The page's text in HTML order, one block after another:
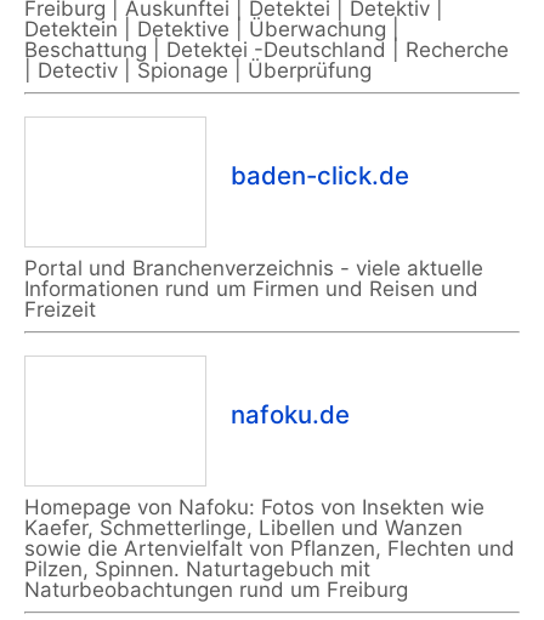
Freiburg | Auskunftei | Detektei | Detektiv |
Detektein | Detektive | Überwachung |
Beschattung | Detektei -Deutschland | Recherche
| Detectiv | Spionage | Überprüfung
baden-click.de
Portal und Branchenverzeichnis - viele aktuelle
Informationen rund um Firmen und Reisen und
Freizeit
nafoku.de
Homepage von Nafoku: Fotos von Insekten wie
Kaefer, Schmetterlinge, Libellen und Wanzen
sowie die Artenvielfalt von Pflanzen, Flechten und
Pilzen, Spinnen. Naturtagebuch mit
Naturbeobachtungen rund um Freiburg